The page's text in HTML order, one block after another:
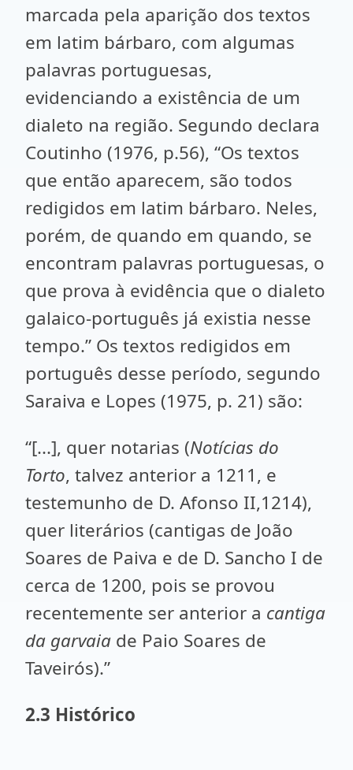
marcada pela aparição dos textos
em latim bárbaro, com algumas
palavras portuguesas,
evidenciando a existência de um
dialeto na região. Segundo declara
Coutinho (1976, p.56), “Os textos
que então aparecem, são todos
redigidos em latim bárbaro. Neles,
porém, de quando em quando, se
encontram palavras portuguesas, o
que prova à evidência que o dialeto
galaico-português já existia nesse
tempo.” Os textos redigidos em
português desse período, segundo
Saraiva e Lopes (1975, p. 21) são:
“[...], quer notarias (Notícias do
Torto, talvez anterior a 1211, e
testemunho de D. Afonso II,1214),
quer literários (cantigas de João
Soares de Paiva e de D. Sancho I de
cerca de 1200, pois se provou
recentemente ser anterior a cantiga
da garvaia de Paio Soares de
Taveirós).”
2.3 Histórico